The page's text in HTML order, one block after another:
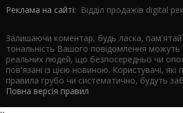
Реклама на сайті: Відділ продажів digital
Залишаючи коментар, будь ласка,
тональність Вашого повідомлення можуть
реальних людей, що безпосередньо чи
пов'язані із цією новиною. Користувачі, які
правила грубо чи систематично, будуть
Повна версія правил